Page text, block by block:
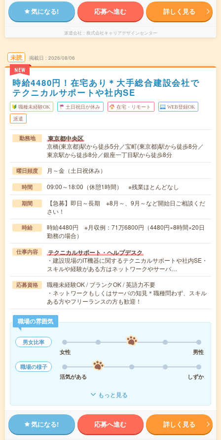
気になる! 応募へ進む 詳しく見る
派遣会社 株式会社キャリアデザインセンター
未読
NEW
掲載日 2026/08/06
時給4480円！在宅あり＊大手総合建設会社で
テクニカルサポートや社内SE
職種未経験OK 土日祝日が休み 在宅・リモート WEB登録OK
派遣
勤務地 東京都中央区
京橋(東京都)駅から徒歩5分／宝町(東京都)駅から徒歩8分／
東京駅から徒歩8分／銀座一丁目駅から徒歩8分
曜日頻度 月～金（土日祝休み）
時間 09:00～18:00（休憩1時間） ※残業ほとんどなし
期間
【急募】即日～長期 ※8月～、9月～など開始日ご相談くだ
さい！
時給
時給4480円 ※月収例：71万6800円（4480円×8時間×20日
勤務の場合）
仕事内容 テクニカルサポート・ヘルプデスク
・建設現場のIT機器に関するテクニカルサポートや社内SE・
スキルや経験がある方はネットワークやサーバ…
応募資格
職種未経験OK / ブランクOK / 英語力不要
・ネットワークもしくはサーバの知見＊職種問わず、スキル
ある方やフリーランスの方も歓迎！
職場の雰囲気
男女比率
女性
男性
職場の様子
活気がある
しずか
もっと見る
気になる! 応募へ進む 詳しく見る